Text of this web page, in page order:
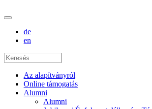
de
en
Az alapítványról
Online támogatás
Alumni
Alumni